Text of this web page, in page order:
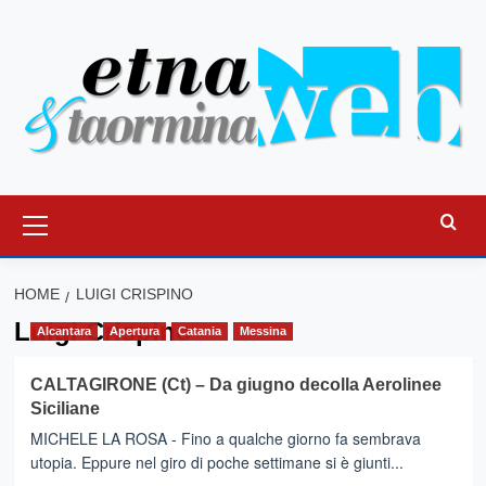
principale
HOME LUIGI CRISPINO
Luigi Crispino
Alcantara Apertura Catania Messina
CALTAGIRONE (Ct) – Da giugno decolla Aerolinee
Siciliane
MICHELE LA ROSA - Fino a qualche giorno fa sembrava
utopia. Eppure nel giro di poche settimane si è giunti...